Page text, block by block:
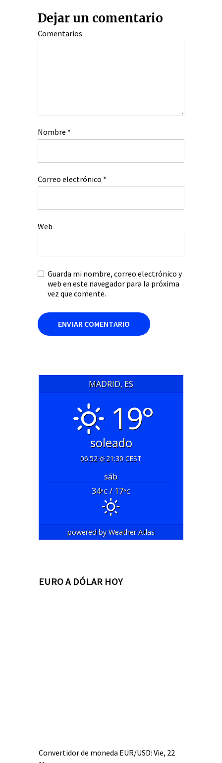
Dejar un comentario
Comentarios
Nombre *
Correo electrónico *
Web
Guarda mi nombre, correo electrónico y
web en este navegador para la próxima
vez que comente.
MADRID, ES
19°
soleado
06:52 21:30 CEST
sáb
34°C/ 17°C
powered byWeather Atlas
EURO A DÓLAR HOY
Convertidor de moneda EUR/USD: Vie, 22